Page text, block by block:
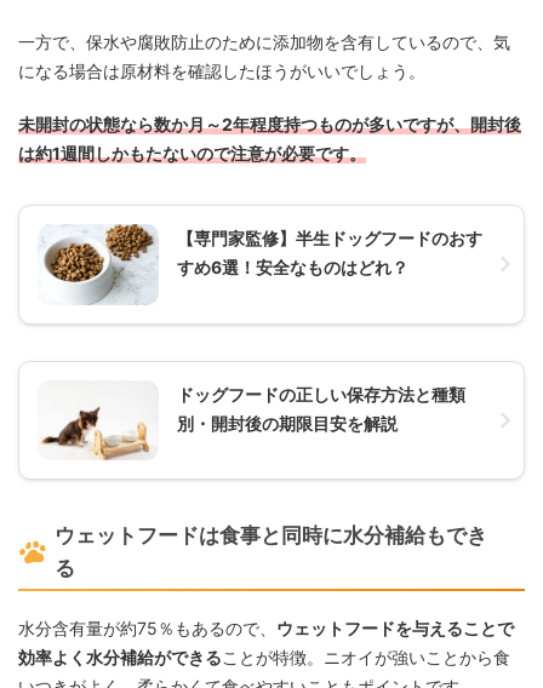
一方で、保水や腐敗防止のために添加物を含有しているので、気
になる場合は原材料を確認したほうがいいでしょう。
未開封の状態なら数か月～2年程度持つものが多いですが、開封後
は約1週間しかもたないので注意が必要です。
【専門家監修】半生ドッグフードのおす
すめ6選！安全なものはどれ？
ドッグフードの正しい保存方法と種類
別・開封後の期限目安を解説
ウェットフードは食事と同時に水分補給もでき
る
水分含有量が約75％もあるので、 ウェットフードを与えることで
効率よく水分補給ができることが特徴。ニオイが強いことから食